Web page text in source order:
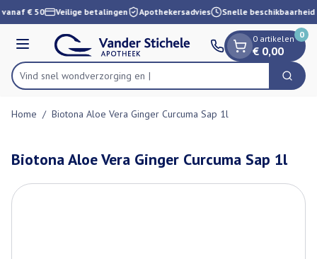
Ga naar de inhoud
1 van 1
€ 50 Veilige betalingen Apothekersadvies Snelle beschikbaarheid
Menu
Product, merk, categorie...
Vind snel wondverzor Zoek
0 artikelen
€ 0,00
0
Home / Biotona Aloe Vera Ginger Curcuma Sap 1l
Biotona Aloe Vera Ginger Curcuma Sap 1l